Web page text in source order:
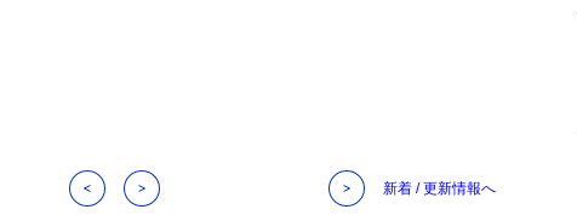
新着 / 更新情報へ